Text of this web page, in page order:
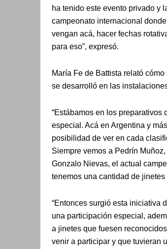
ha tenido este evento privado y
campeonato internacional
vengan acá, hacer fechas
para eso”, expresó.
María Fe de Battista relató
se desarrolló en las
“Estábamos en los
especial. Acá en Argentina y
posibilidad de ver en cada
Siempre vemos a Pedrín
Gonzalo Nievas, el actual
tenemos una cantidad de
“Entonces surgió esta iniciativa
una participación especial,
a jinetes que fuesen
venir a participar y que tuvieran